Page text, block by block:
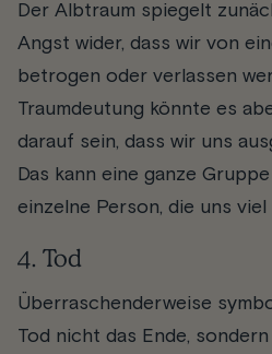
Der Albtraum spiegelt
Angst wider, dass wir von
betrogen oder verlassen
Traumdeutung könnte es
darauf sein, dass wir uns
Das kann eine ganze
einzelne Person, die uns
4. Tod
Überraschenderweise
Tod nicht das Ende,